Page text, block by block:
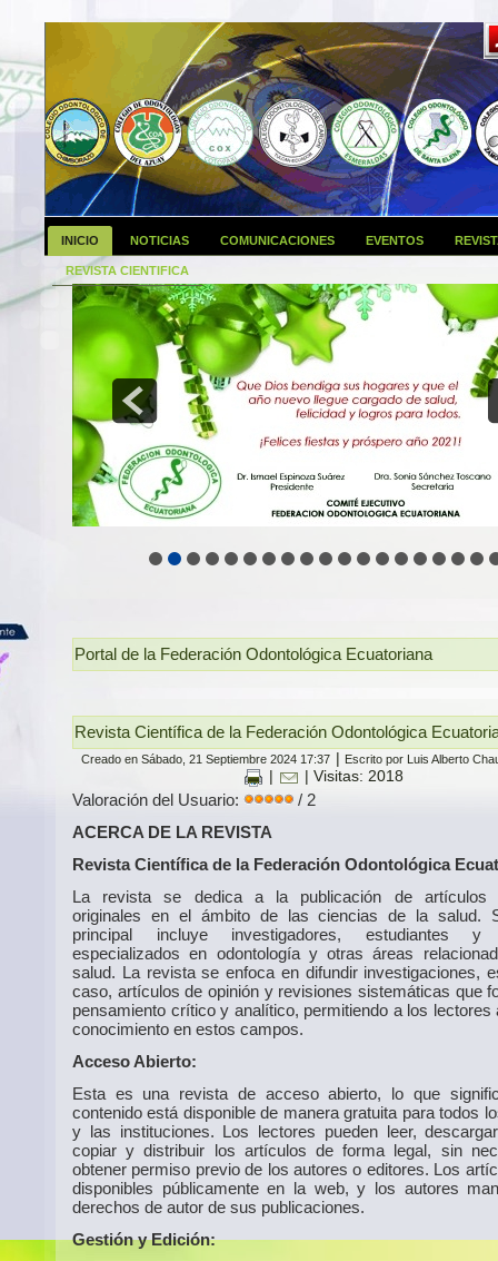
INICIO NOTICIAS COMUNICACIONES EVENTOS
REVISTA CIENTIFICA
Portal de la Federación Odontológica Ecuatoriana
Revista Científica de la Federación Odontológica
Creado en Sábado, 21 Septiembre 2024 17:37 Escrito por Luis Alberto
| Visitas: 2018
Valoración del Usuario:
/ 2
ACERCA DE LA REVISTA
Revista Científica de la Federación Odontológica
La revista se dedica a la publicación de artículos
originales en el ámbito de las ciencias de la salud.
principal incluye investigadores, estudiantes y
especializados en odontología y otras áreas
salud. La revista se enfoca en difundir investigaciones,
caso, artículos de opinión y revisiones sistemáticas que
pensamiento crítico y analítico, permitiendo a los lectores
conocimiento en estos campos.
Acceso Abierto:
Esta es una revista de acceso abierto, lo que
contenido está disponible de manera gratuita para todos
y las instituciones. Los lectores pueden leer,
copiar y distribuir los artículos de forma legal, sin
obtener permiso previo de los autores o editores. Los
disponibles públicamente en la web, y los autores
derechos de autor de sus publicaciones.
Gestión y Edición: